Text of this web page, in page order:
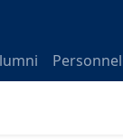
Personnel